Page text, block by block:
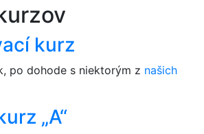
kurz
po dohode s niektorým z našich
„A“